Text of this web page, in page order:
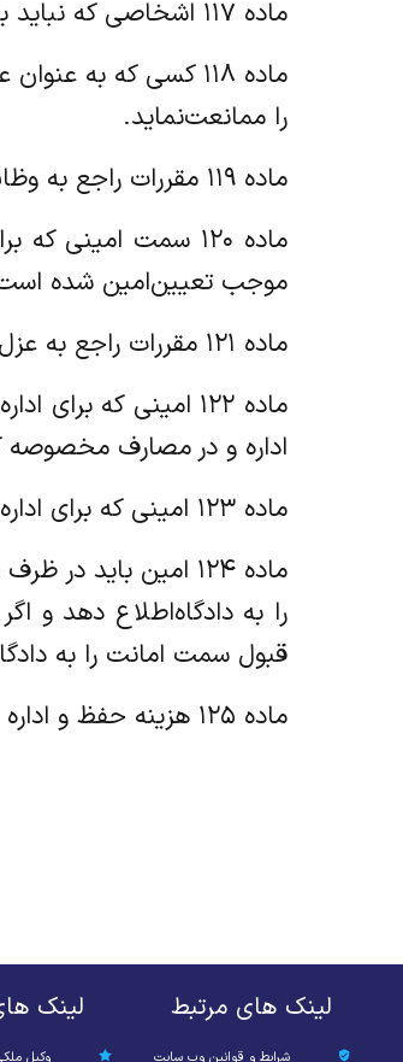
‌ماده ۱۱۷ اشخاصی که نباید به قیمومت منصوب شوند به سمت امین معین نخواهند شد.
‌ماده ۱۱۸ کسی که به
را ممانعت‌نماید.
‌ماده ۱۱۹ مقررات راجع به وظائف و اختیارات و مسئولیت قیم شامل امین غائب و جنین هم می‌شود.
‌ماده ۱۲۰ سمت
موجب تعیین‌امین شده
‌ماده ۱۲۱ مقررات راجع به عزل قیم نسبت به امین هم جاری است.
‌ماده ۱۲۲ امینی که
اداره و در‌ مصارف
‌ماده ۱۲۳ امینی که برای اداره اموال عاجز معین می‌شود به منزله وکیل عاجز است و احکام وکیل نسبت به او جاری است.
‌ماده ۱۲۴ امین
را به دادگاه‌اطلاع دهد و
قبول سمت امانت را به
‌ماده ۱۲۵ هزینه حفظ و اداره اموالی که برای آن امین معین شده است از اموال نامبرده برداشته خواهد شد.
لینک های مرتبط
شرایط و قوانین وب سایت
لینک
وکیل